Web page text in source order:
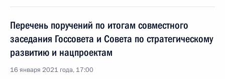
Перечень поручений по итогам совместного
заседания Госсовета и Совета по стратегическому
развитию и нацпроектам
16 января 2021 года, 17:00